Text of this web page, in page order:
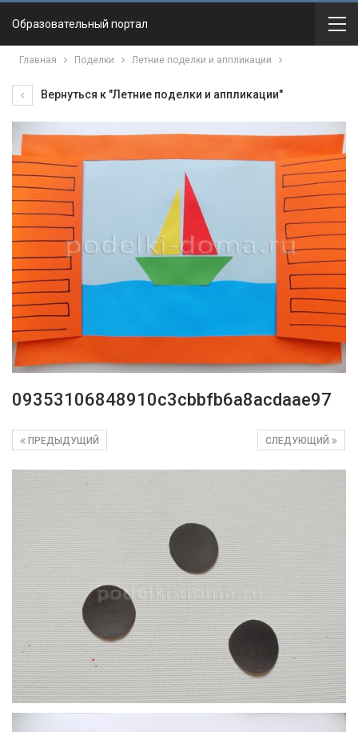
Образовательный портал
Главная Поделки Летние поделки и аппликации
Вернуться к "Летние поделки и аппликации"
09353106848910c3cbbfb6a8acdaae97
СЛЕДУЮЩИЙ
ПРЕДЫДУЩИЙ